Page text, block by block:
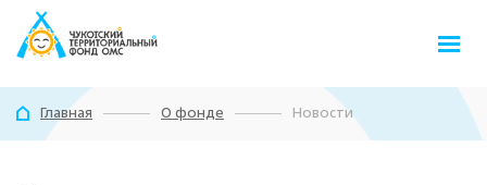
Главная О фонде Новости